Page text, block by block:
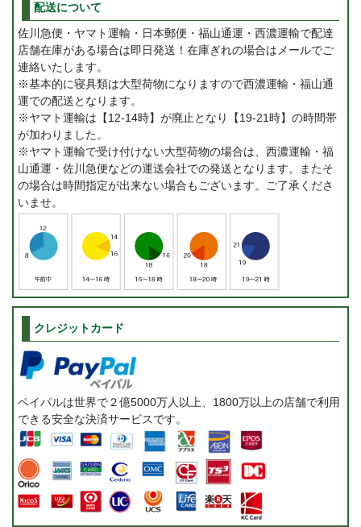
配送について
佐川急便・ヤマト運輸・日本郵便・福山通運・西濃運輸で配達
店舗在庫がある場合は即日発送！在庫ぎれの場合はメールでご
連絡いたします。
※基本的に寝具類は大型荷物になりますので西濃運輸・福山通
運での配送となります。
※ヤマト運輸は【12-14時】が廃止となり【19-21時】の時間帯
が加わりました。
※ヤマト運輸で受け付けない大型荷物の場合は、西濃運輸・福
山通運・佐川急便などの運送会社での発送となります。またそ
の場合は時間指定が出来ない場合もございます。ご了承くださ
いませ。
クレジットカード
ペイパルは世界で２億5000万人以上、1800万以上の店舗で利用
できる安全な決済サービスです。